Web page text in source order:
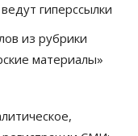
выросли на 8%
гиперссылки
из рубрики
материалы»